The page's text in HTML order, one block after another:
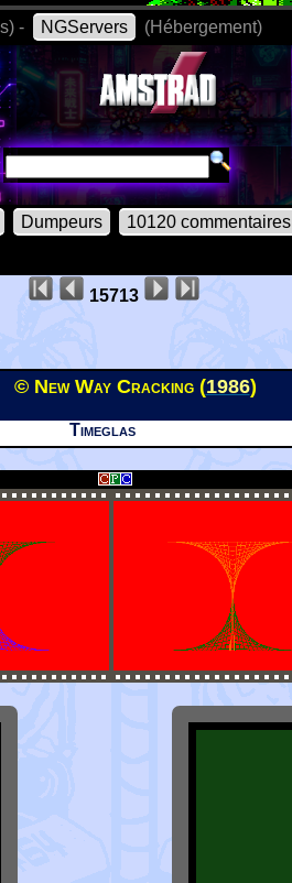
- NGServers (Hébergement)
Dumpeurs 10120 commentaires
15713
© New Way Cracking (1986)
Timeglas